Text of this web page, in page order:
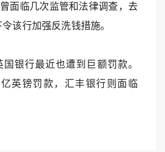
面临几次监管和法律调查，去
该行加强反洗钱措施。
银行最近也遭到巨额罚款。
英镑罚款，汇丰银行则面临